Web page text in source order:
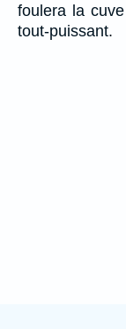
foulera la
tout-puissant.